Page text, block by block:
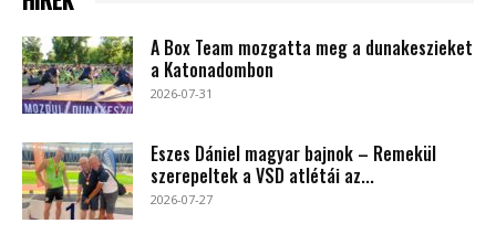
A Box Team mozgatta meg a dunakeszieket
a Katonadombon
2026-07-31
Eszes Dániel magyar bajnok – Remekül
szerepeltek a VSD atlétái az...
2026-07-27